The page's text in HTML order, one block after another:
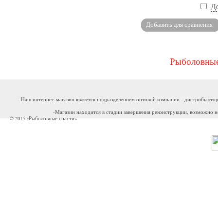
- Наш интернет-магазин является подразделением оптовой компании -
-Магазин находится в стадии завершения реконструкции, возможно
© 2015 «Рыболовные снасти»